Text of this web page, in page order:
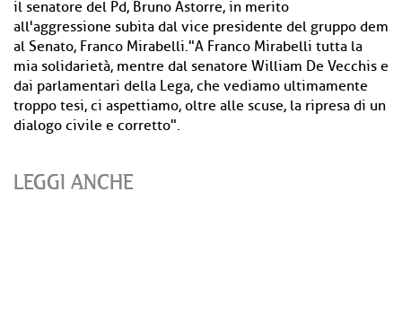
il senatore del Pd, Bruno Astorre, in merito
all'aggressione subita dal vice presidente del gruppo dem
al Senato, Franco Mirabelli."A Franco Mirabelli tutta la
mia solidarietà, mentre dal senatore William De Vecchis e
dai parlamentari della Lega, che vediamo ultimamente
troppo tesi, ci aspettiamo, oltre alle scuse, la ripresa di un
dialogo civile e corretto".
LEGGI ANCHE